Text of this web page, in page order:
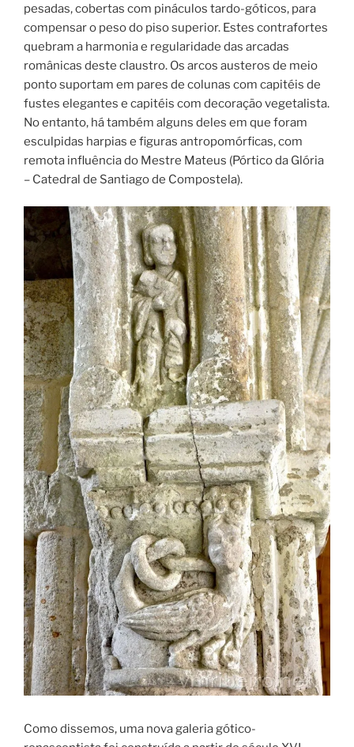
pesadas, cobertas com pináculos tardo-góticos, para
compensar o peso do piso superior. Estes contrafortes
quebram a harmonia e regularidade das arcadas
românicas deste claustro. Os arcos austeros de meio
ponto suportam em pares de colunas com capitéis de
fustes elegantes e capitéis com decoração vegetalista.
No entanto, há também alguns deles em que foram
esculpidas harpias e figuras antropomórficas, com
remota influência do Mestre Mateus (Pórtico da Glória
– Catedral de Santiago de Compostela).
Como dissemos, uma nova galeria gótico-